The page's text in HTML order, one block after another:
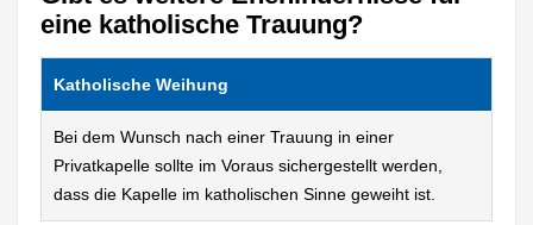
eine katholische Trauung?
Katholische Weihung
Bei dem Wunsch nach einer Trauung in einer
Privatkapelle sollte im Voraus sichergestellt werden,
dass die Kapelle im katholischen Sinne geweiht ist.